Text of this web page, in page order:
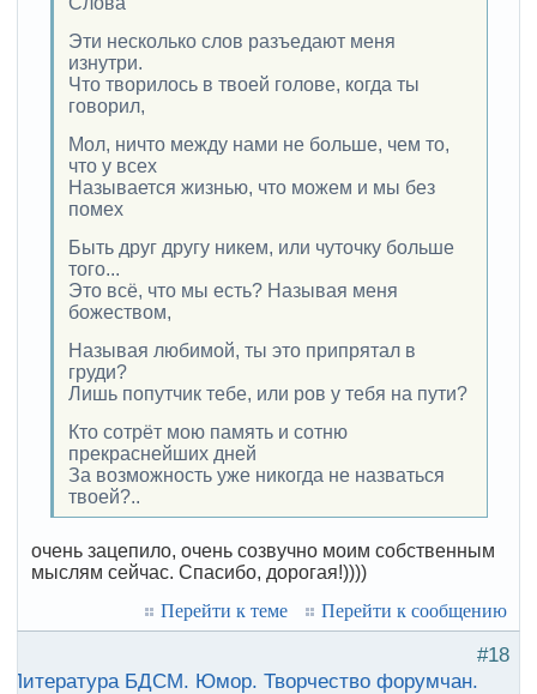
Эти несколько слов разъедают меня
изнутри.
Что творилось в твоей голове, когда ты
говорил,
Мол, ничто между нами не больше, чем то,
что у всех
Называется жизнью, что можем и мы без
помех
Быть друг другу никем, или чуточку больше
того...
Это всё, что мы есть? Называя меня
божеством,
Называя любимой, ты это припрятал в
груди?
Лишь попутчик тебе, или ров у тебя на пути?
Кто сотрёт мою память и сотню
прекраснейших дней
За возможность уже никогда не назваться
твоей?..
очень зацепило, очень созвучно моим собственным
мыслям сейчас. Спасибо, дорогая!))))
Перейти к теме
Перейти к сообщению
#18
Литература БДСМ. Юмор. Творчество форумчан.